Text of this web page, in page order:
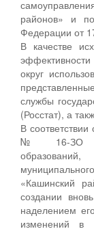
районов» и
Федерации от
В качестве
округ
службы
(Росстат), а
В
№ 16-ЗО «О
«Кашинский
создании
наделением
изменений в